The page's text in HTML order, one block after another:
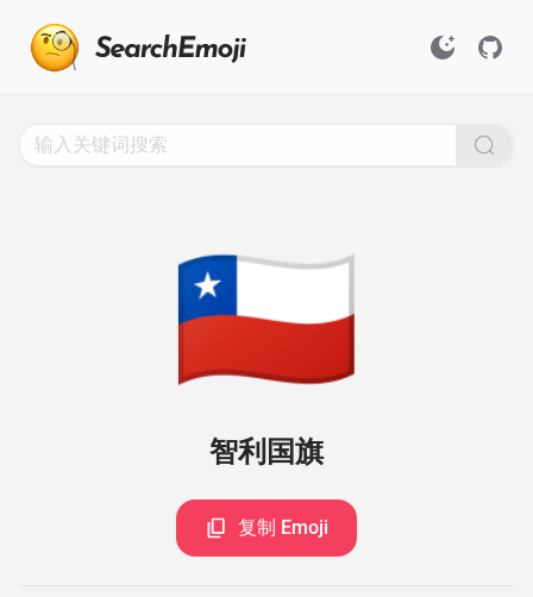
🇨🇱
智利国旗
复制 Emoji